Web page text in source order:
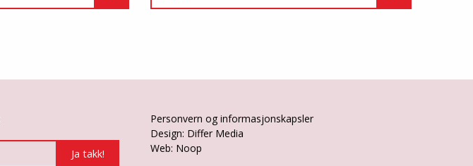
Personvern og informasjonskapsler
Design: Differ Media
Web: Noop